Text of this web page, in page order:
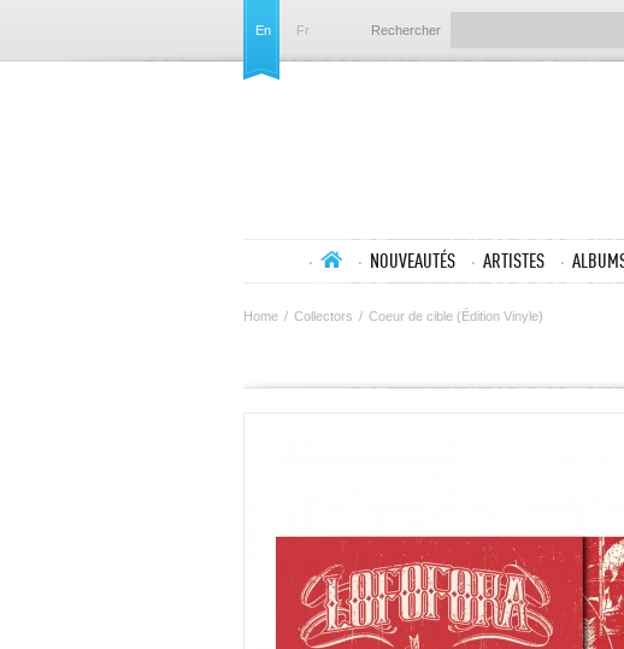
En Fr Rechercher
NOUVEAUTÉS ARTISTES
Home / Collectors / Coeur de cible (Édition Vinyle)